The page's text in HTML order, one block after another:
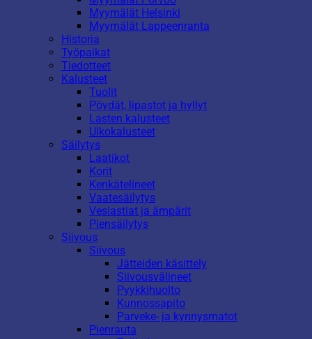
Myymälät Helsinki
Myymälät Lappeenranta
Historia
Työpaikat
Tiedotteet
Kalusteet
Tuolit
Pöydät, lipastot ja hyllyt
Lasten kalusteet
Ulkokalusteet
Säilytys
Laatikot
Korit
Kenkätelineet
Vaatesäilytys
Vesiastiat ja ämpärit
Piensäilytys
Siivous
Siivous
Jätteiden käsittely
Siivousvälineet
Pyykkihuolto
Kunnossapito
Parveke- ja kynnysmatot
Pienrauta